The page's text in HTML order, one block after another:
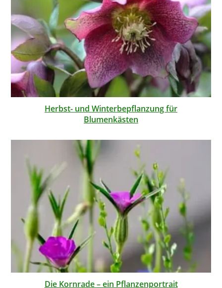
Herbst- und Winterbepflanzung für
Blumenkästen
Die Kornrade – ein Pflanzenportrait